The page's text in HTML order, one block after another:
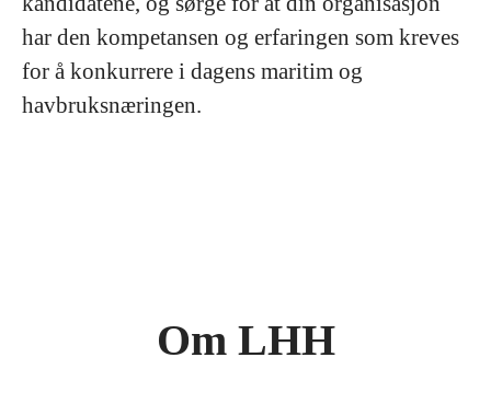
har den kompetansen og erfaringen som kreves
for å konkurrere i dagens maritim og
havbruksnæringen.
Om LHH